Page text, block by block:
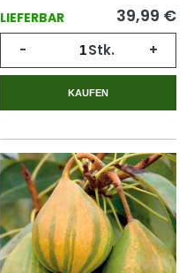
LIEFERBAR 39,99 €
- Stk. +
KAUFEN